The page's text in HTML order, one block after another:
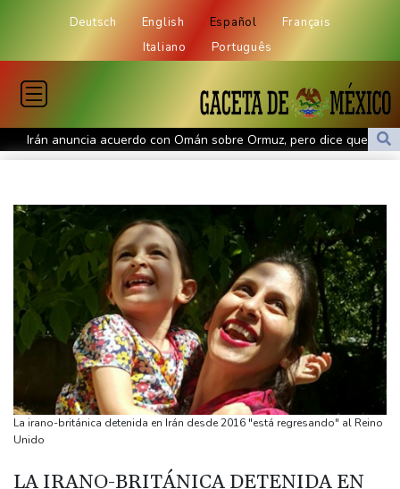
Deutsch English Español
Français
Italiano
Português
Irán anuncia acuerdo con Omán sobre Ormuz, pero dice que su
reapertura dependerá de EEUU
aeropuerto clave para envíos a Ucrania
La FIFA intenta superar su crisis con disculpas y "pleno apoyo" a
Infantino
Debilitado, Infantino organiza reunión de crisis en Marruecos
Los rebeldes hutíes de Yemen dicen haber atacado dos petrolero
sauditas
Debilitado, Infantino organizó reunión de crisis en Marruecos
Noosha Aubel: Klarar hon av Potsdams problem?
Noosha Aubel: Czy poradzi sobie z problemami Poczdamu?
Noosha Aubel: Είναι σε θέση να αντιμετωπίσει τα προβλήματα
La irano-británica detenida en Irán desde 2016 "está regresando" al Reino
Unido
LA IRANO-BRITÁNICA DETENIDA EN